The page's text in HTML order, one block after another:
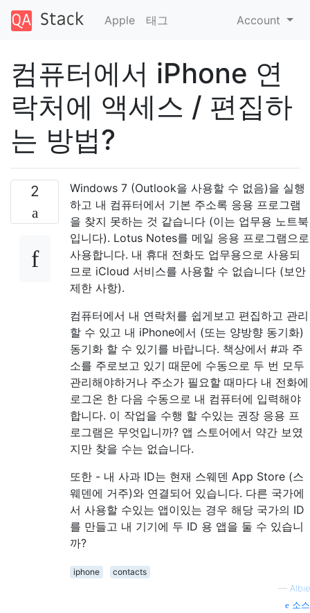
Apple 태그 Account
컴퓨터에서 iPhone 연
락처에 액세스 / 편집하
는 방법?
2
Windows 7 (Outlook을 사용할 수 없음)을 실행
하고 내 컴퓨터에서 기본 주소록 응용 프로그램
을 찾지 못하는 것 같습니다 (이는 업무용 노트북
입니다). Lotus Notes를 메일 응용 프로그램으로
사용합니다. 내 휴대 전화도 업무용으로 사용되
므로 iCloud 서비스를 사용할 수 없습니다 (보안
제한 사항).
컴퓨터에서 내 연락처를 쉽게보고 편집하고 관리
할 수 ​​있고 내 iPhone에서 (또는 양방향 동기화)
동기화 할 수 있기를 바랍니다. 책상에서 #과 주
소를 주로보고 있기 때문에 수동으로 두 번 모두
관리해야하거나 주소가 필요할 때마다 내 전화에
로그온 한 다음 수동으로 내 컴퓨터에 입력해야
합니다. 이 작업을 수행 할 수있는 권장 응용 프
로그램은 무엇입니까? 앱 스토어에서 약간 보였
지만 찾을 수는 없습니다.
또한 - 내 사과 ID는 현재 스웨덴 App Store (스
웨덴에 거주)와 연결되어 있습니다. 다른 국가에
서 사용할 수있는 앱이있는 경우 해당 국가의 ID
를 만들고 내 기기에 두 ID 용 앱을 둘 수 있습니
까?
iphone
contacts
— Albie
소스